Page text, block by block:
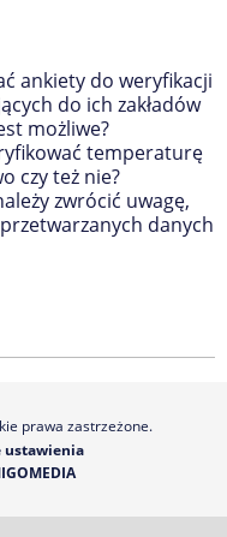
ankiety do weryfikacji
do ich zakładów
możliwe?
temperaturę
czy też nie?
zwrócić uwagę,
danych
prawa zastrzeżone.
ustawienia